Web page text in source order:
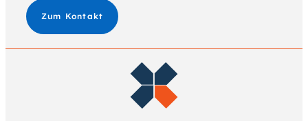
Zum Kontakt